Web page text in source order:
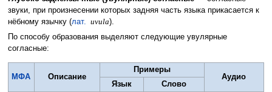
к
навигации
к
поиску
звуки, при произнесении которых задняя часть языка прикасается к
нёбному язычку (лат. uvula).
По способу образования выделяют следующие увулярные
согласные:
МФА Описание
Примеры
Аудио
Язык
Слово